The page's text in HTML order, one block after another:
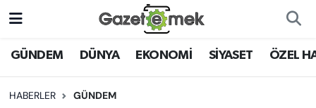
GÜNDEM DÜNYA EKONOMİ SİYASET ÖZEL
HABERLER GÜNDEM
DÜNYA
EKONOMİ
Nöbetçi Eczaneler
Hava Durumu